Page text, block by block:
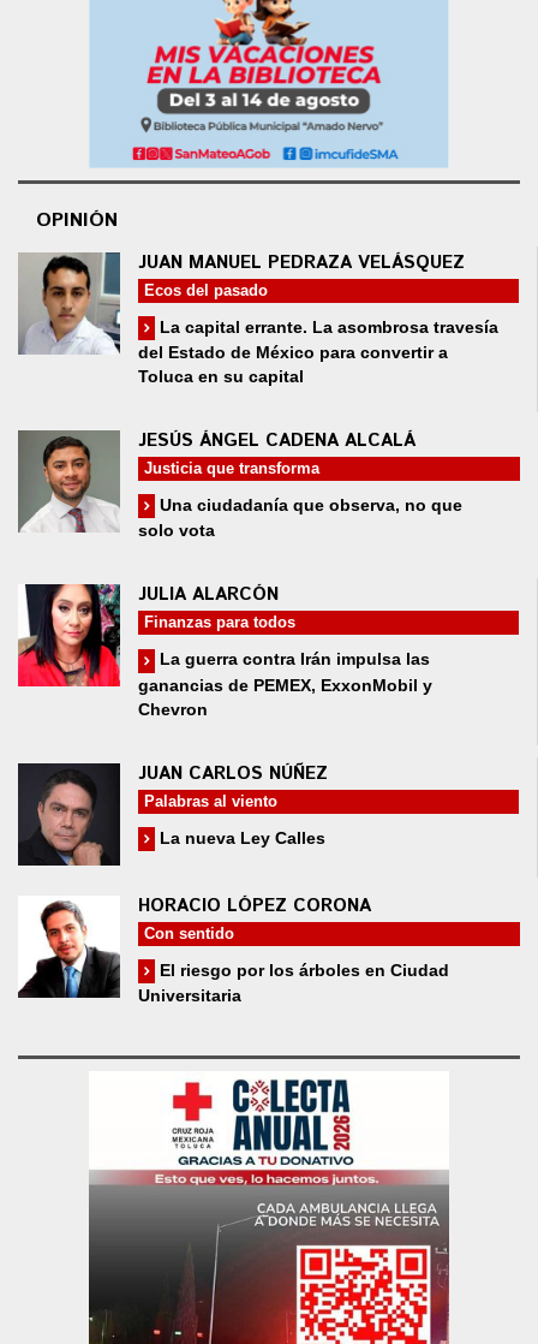
OPINIÓN
JUAN MANUEL PEDRAZA VELÁSQUEZ
Ecos del pasado
La capital errante. La asombrosa travesía
del Estado de México para convertir a
Toluca en su capital
JESÚS ÁNGEL CADENA ALCALÁ
Justicia que transforma
Una ciudadanía que observa, no que
solo vota
JULIA ALARCÓN
Finanzas para todos
La guerra contra Irán impulsa las
ganancias de PEMEX, ExxonMobil y
Chevron
JUAN CARLOS NÚÑEZ
Palabras al viento
La nueva Ley Calles
HORACIO LÓPEZ CORONA
Con sentido
El riesgo por los árboles en Ciudad
Universitaria